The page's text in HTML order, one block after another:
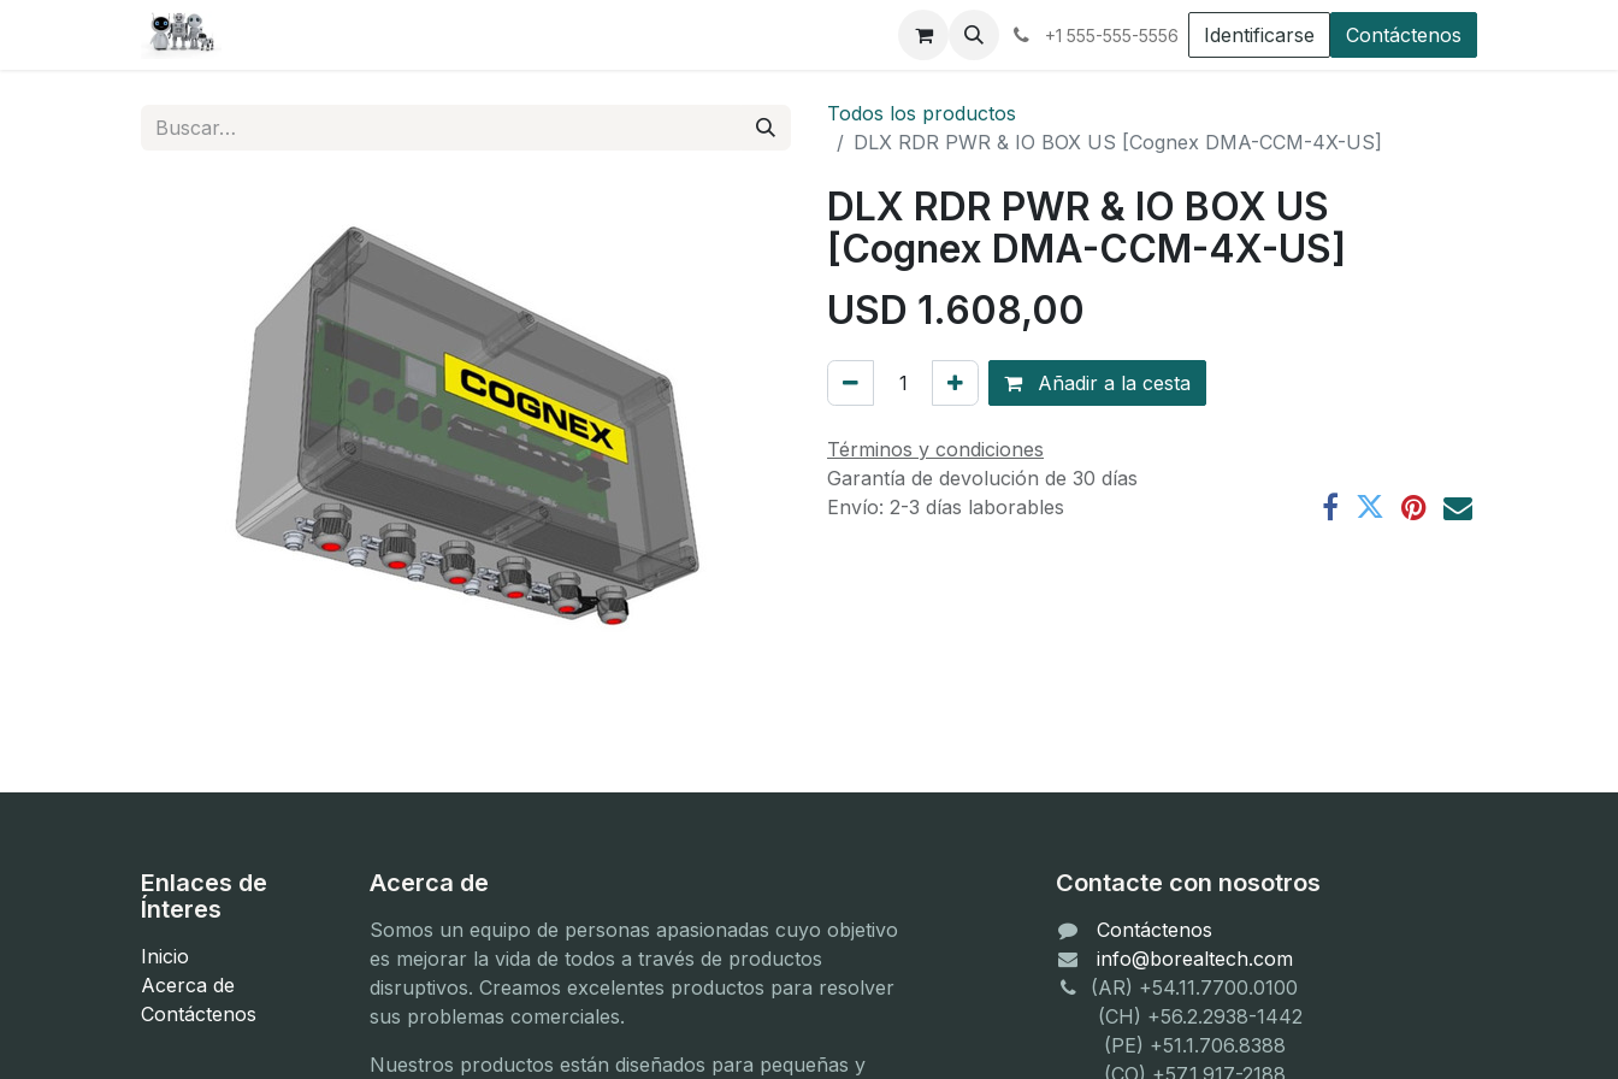
Planilla +1 555-555-5556 Identificarse Contáctenos
Todos los productos
DLX RDR PWR & IO BOX US [Cognex DMA-CCM-4X-US]
DLX RDR PWR & IO BOX US
[Cognex DMA-CCM-4X-US]
USD 1.608,00
Añadir a la cesta
Términos y condiciones
Garantía de devolución de 30 días
Envío: 2-3 días laborables
Enlaces de
Ínteres
Inicio
Acerca de
Contáctenos
Acerca de
Somos un equipo de personas apasionadas cuyo objetivo
es mejorar la vida de todos a través de productos
disruptivos. Creamos excelentes productos para resolver
sus problemas comerciales.
Nuestros productos están diseñados para pequeñas y
Contacte con nosotros
Contáctenos
info@borealtech.com
(AR) +54.11.7700.0100
(CH) +56.2.2938-1442
(PE) +51.1.706.8388
(CO) +57.1.917-2188